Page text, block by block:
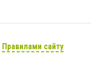
Правилами сайту